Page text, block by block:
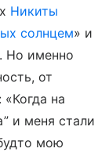
Никиты
солнцем» и
Но именно
от
на
и меня стали
мою